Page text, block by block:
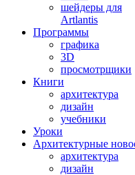
шейдеры для
Artlantis
Программы
графика
3D
просмотрщики
Книги
архитектура
дизайн
учебники
Уроки
Архитектурные
архитектура
дизайн